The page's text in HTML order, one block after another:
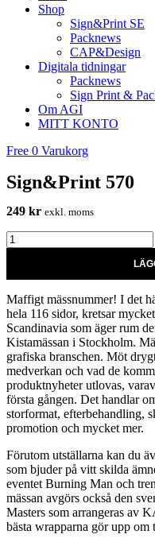
Shop
Sign&Print SE
Packnews
CAP&Design
Digitala tidningar
Packnews
Sign Print &
Om AGI
MITT KONTO
Free 0 Varukorg
Sign&Print 570
249 kr exkl. moms
Sign&Print
570
Maffigt mässnummer! I det
hela 116 sidor, kretsar
Scandinavia som äger rum
Kistamässan i Stockholm.
grafiska branschen. Möt
medverkan och vad de
produktnyheter utlovas,
första gången. Det handlar
storformat, efterbehandling,
promotion och mycket mer.
Förutom utställarna kan du
som bjuder på vitt skilda
eventet Burning Man och
mässan avgörs också den
Masters som arrangeras av
bästa wrapparna gör upp